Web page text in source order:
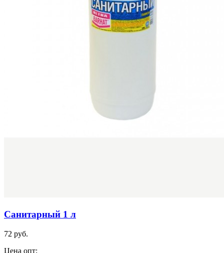
Санитарный 1 л
72 руб.
Цена опт: